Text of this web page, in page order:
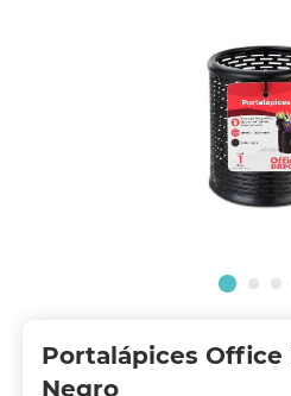
Portalápices Office
Negro